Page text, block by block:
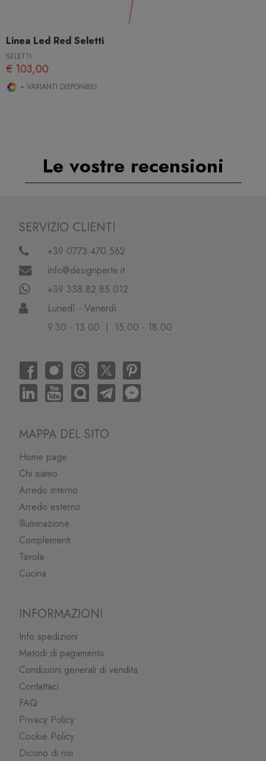
Linea Led Red Seletti
SELETTI
€ 103,00
+ VARIANTI DISPONIBILI
Le vostre recensioni
SERVIZIO CLIENTI
+39 0773.470.562
info@designperte.it
+39 338.82.85.012
Lunedì - Venerdì
9.30 - 13.00 | 15.00 - 18.00
MAPPA DEL SITO
Home page
Chi siamo
Arredo interno
Arredo esterno
Illuminazione
Complementi
Tavola
Cucina
INFORMAZIONI
Info spedizioni
Metodi di pagamento
Condizioni generali di vendita
Contattaci
FAQ
Privacy Policy
Cookie Policy
Dicono di noi